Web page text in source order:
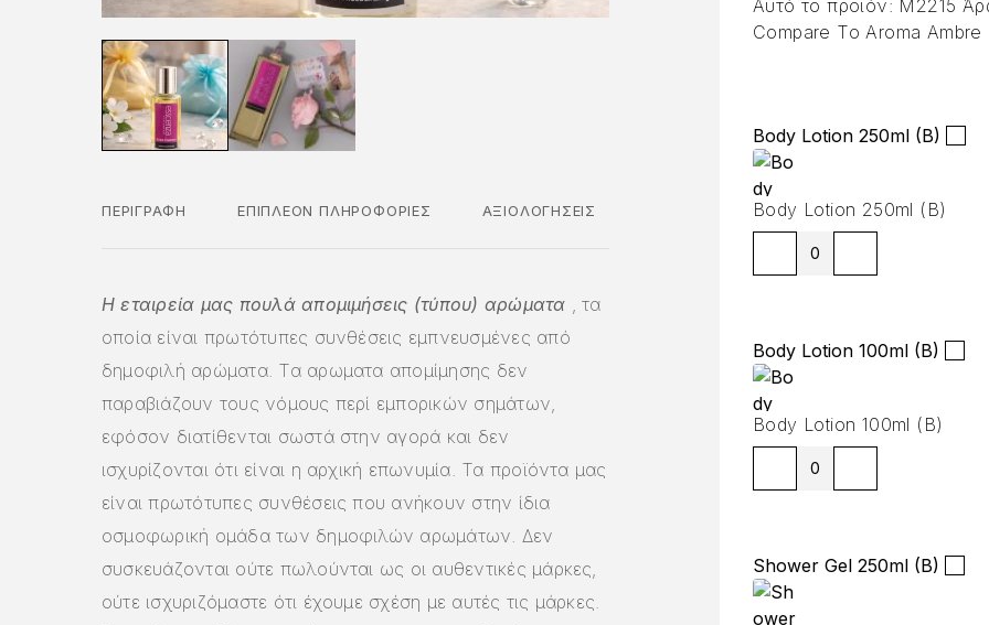
ΠΕΡΙΓΡΑΦΉ ΕΠΙΠΛΈΟΝ ΠΛΗΡΟΦΟΡΊΕΣ ΑΞΙΟΛΟΓΉΣΕΙΣ
Η εταιρεία μας πουλά απομιμήσεις (τύπου) αρώματα , τα
οποία είναι πρωτότυπες συνθέσεις εμπνευσμένες από
δημοφιλή αρώματα. Τα αρωματα απομίμησης δεν
παραβιάζουν τους νόμους περί εμπορικών σημάτων,
εφόσον διατίθενται σωστά στην αγορά και δεν
ισχυρίζονται ότι είναι η αρχική επωνυμία. Τα προϊόντα μας
είναι πρωτότυπες συνθέσεις που ανήκουν στην ίδια
οσμοφωρική ομάδα των δημοφιλών αρωμάτων. Δεν
συσκευάζονται ούτε πωλούνται ως οι αυθεντικές μάρκες,
ούτε ισχυριζόμαστε ότι έχουμε σχέση με αυτές τις μάρκες.
Αυτό το προϊόν: M2215
Compare To Aroma Ambre
Body Lotion 250ml (B)
Body Lotion 250ml (B)
Body Lotion 100ml (B)
Body Lotion 100ml (B)
Shower Gel 250ml (B)